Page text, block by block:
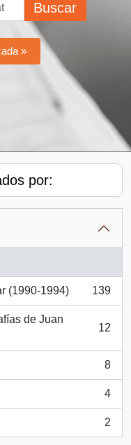
Buscar
»
por:
(1990-1994) 139
de Juan
12
8
4
2